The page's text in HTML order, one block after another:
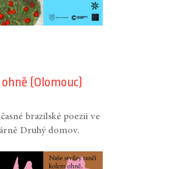
(Olomouc)
brazilské poezii ve
Druhý domov.